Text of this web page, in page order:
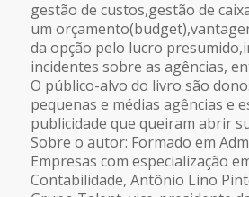
gestão de custos,gestão de
um
da opção pelo lucro
incidentes sobre as agências,
O público-alvo do livro são
pequenas e médias agências e
publicidade que queiram abrir
Sobre o autor: Formado em
Empresas com especialização
Contabilidade, Antônio Lino